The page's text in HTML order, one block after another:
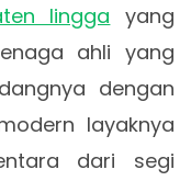
lingga yang
ahli yang
dengan
layaknya
dari segi